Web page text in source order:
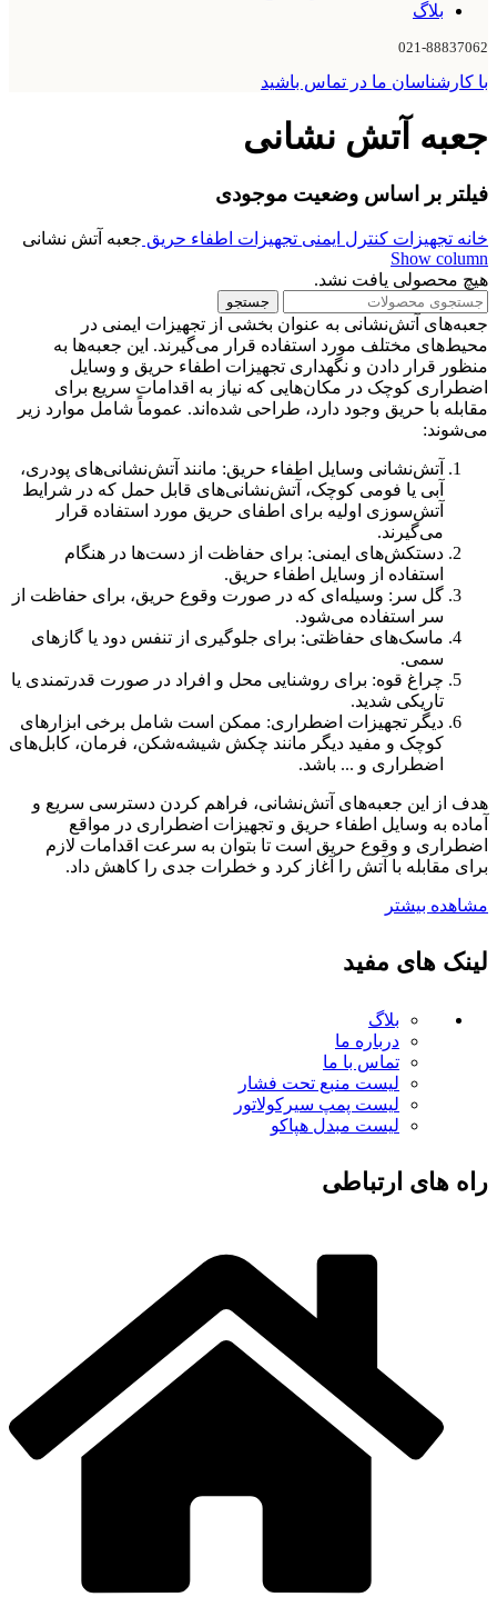
بلاگ
021-88837062
با کارشناسان ما در تماس باشید
جعبه آتش نشانی
فیلتر بر اساس وضعیت موجودی
خانه تجهیزات کنترل ایمنی تجهیزات اطفاء حریق جعبه آتش نشانی
Show column
هیچ محصولی یافت نشد.
جستجو
جعبه‌های آتش‌نشانی به عنوان بخشی از تجهیزات ایمنی در
محیط‌های مختلف مورد استفاده قرار می‌گیرند. این جعبه‌ها به
منظور قرار دادن و نگهداری تجهیزات اطفاء حریق و وسایل
اضطراری کوچک در مکان‌هایی که نیاز به اقدامات سریع برای
مقابله با حریق وجود دارد، طراحی شده‌اند. عموماً شامل موارد زیر
می‌شوند:
آتش‌نشانی وسایل اطفاء حریق: مانند آتش‌نشانی‌های پودری،
آبی یا فومی کوچک، آتش‌نشانی‌های قابل حمل که در شرایط
آتش‌سوزی اولیه برای اطفای حریق مورد استفاده قرار
می‌گیرند.
دستکش‌های ایمنی: برای حفاظت از دست‌ها در هنگام
استفاده از وسایل اطفاء حریق.
گل سر:‌ وسیله‌ای که در صورت وقوع حریق، برای حفاظت از
سر استفاده می‌شود.
ماسک‌های حفاظتی: برای جلوگیری از تنفس دود یا گازهای
سمی.
چراغ قوه: برای روشنایی محل و افراد در صورت قدرتمندی یا
تاریکی شدید.
دیگر تجهیزات اضطراری: ممکن است شامل برخی ابزارهای
کوچک و مفید دیگر مانند چکش شیشه‌شکن، فرمان، کابل‌های
اضطراری و ... باشد.
هدف از این جعبه‌های آتش‌نشانی، فراهم کردن دسترسی سریع و
آماده به وسایل اطفاء حریق و تجهیزات اضطراری در مواقع
اضطراری و وقوع حریق است تا بتوان به سرعت اقدامات لازم
برای مقابله با آتش را آغاز کرد و خطرات جدی را کاهش داد.
مشاهده بیشتر
لینک های مفید
بلاگ
درباره ما
تماس با ما
لیست منبع تحت فشار
لیست پمپ سیرکولاتور
لیست مبدل هپاکو
راه های ارتباطی